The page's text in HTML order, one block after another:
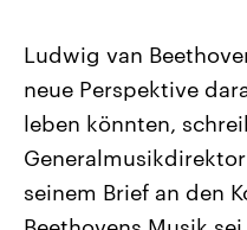
Landtagswahl Sachsen-
2026
Alle Informationen
Sachsen-Anhalt wählt am 6.
September 2026 einen
Landtag. Seit 2021 wird das
Bundesland von einer
Ludwig van
neue Perspektive
leben könnten,
seinem Brief an den